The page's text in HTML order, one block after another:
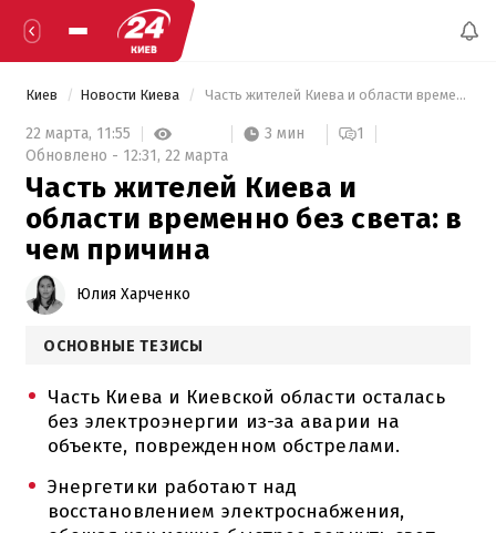
Киев Новости Киева Часть жителей Киева и области временно без света: в чем причина
22 марта, 11:55 3 мин
1
Обновлено - 12:31, 22 марта
Часть жителей Киева и
области временно без света: в
чем причина
Юлия Харченко
ОСНОВНЫЕ ТЕЗИСЫ
Часть Киева и Киевской области осталась
без электроэнергии из-за аварии на
объекте, поврежденном обстрелами.
Энергетики работают над
восстановлением электроснабжения,